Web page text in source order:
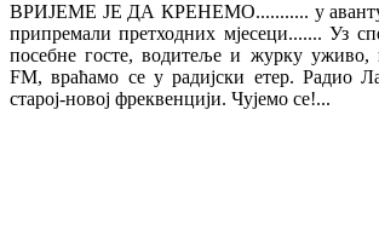
ВРИЈЕМЕ ЈЕ ДА КРЕНЕМО........... у
припремали претходних мјесеци....... Уз
посебне госте, водитеље и журку уживо,
FM, враћамо се у радијски етер. Радио
старој-новој фреквенцији. Чујемо се!...